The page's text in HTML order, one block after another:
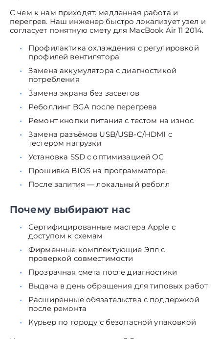
С чем к нам приходят: медленная работа и
перегрев. Наш инженер быстро локализует узел и
согласует понятную смету для MacBook Air 11 2014.
Профилактика охлаждения с регулировкой
профилей вентилятора
Замена аккумулятора с диагностикой
потребления
Замена экрана без засветов
Реболлинг BGA после перегрева
Ремонт кнопки питания с тестом на износ
Замена разъёмов USB/USB-C/HDMI с
тестером нагрузки
Установка SSD с оптимизацией ОС
Прошивка BIOS на программаторе
После залития — локальный реболл
Почему выбирают нас
Сертифицированные мастера Apple с
доступом к схемам
Фирменные комплектующие Эпл с
проверкой совместимости
Прозрачная смета после диагностики
Выдача в день обращения для типовых работ
Расширенные обязательства с поддержкой
после ремонта
Курьер по городу с безопасной упаковкой